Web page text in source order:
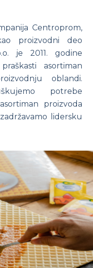
Centroprom,
proizvodni deo
je 2011. godine
asortiman
oblandi.
potrebe
proizvoda
lidersku